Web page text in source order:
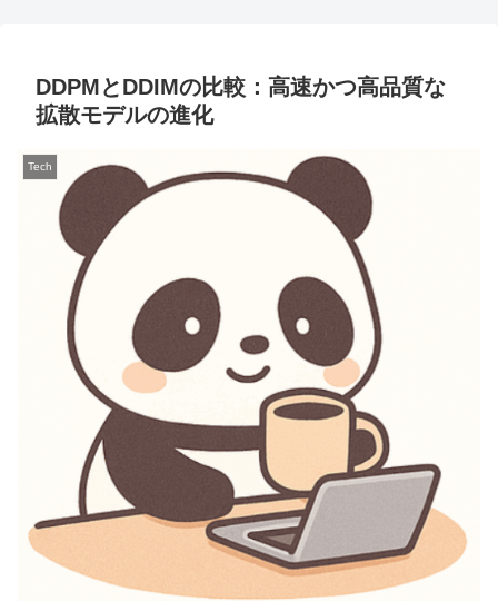
DDPMとDDIMの比較：高速かつ高品質な
拡散モデルの進化
Tech